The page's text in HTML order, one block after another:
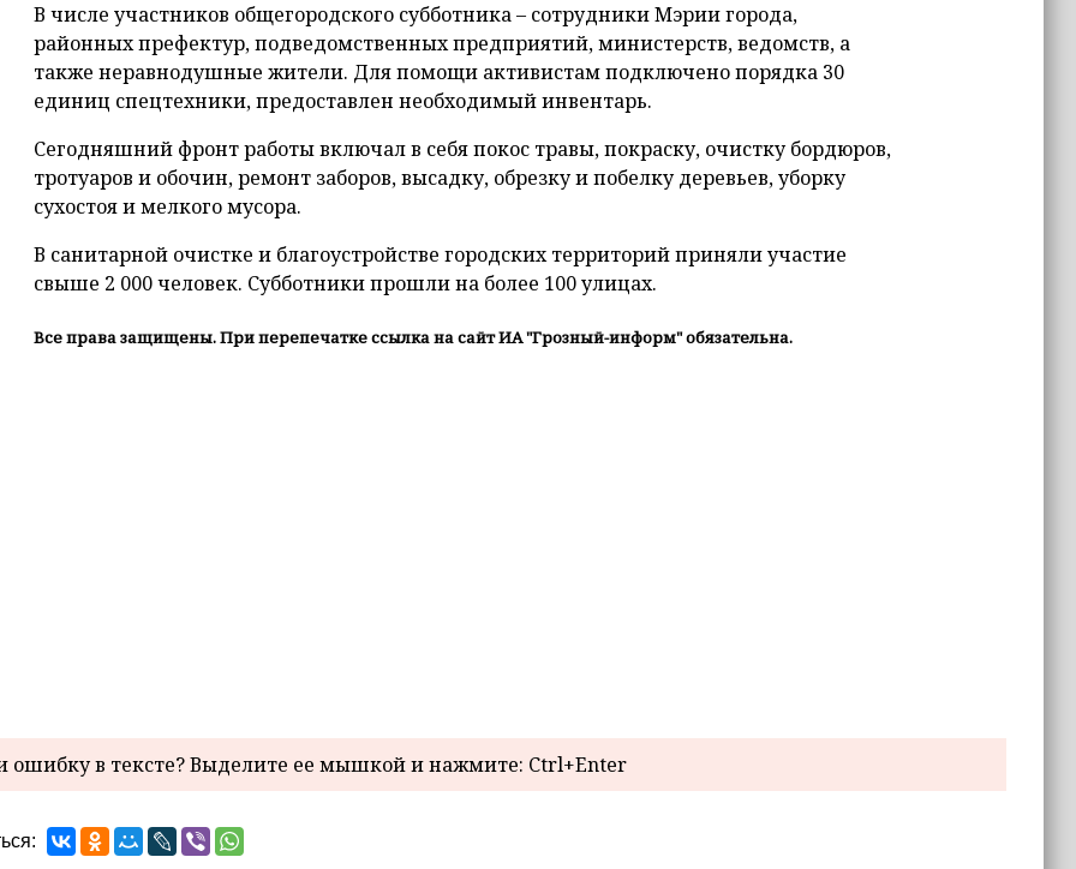
В числе участников общегородского субботника – сотрудники Мэрии города,
районных префектур, подведомственных предприятий, министерств, ведомств, а
также неравнодушные жители. Для помощи активистам подключено порядка 30
единиц спецтехники, предоставлен необходимый инвентарь.
Сегодняшний фронт работы включал в себя покос травы, покраску, очистку бордюров,
тротуаров и обочин, ремонт заборов, высадку, обрезку и побелку деревьев, уборку
сухостоя и мелкого мусора.
В санитарной очистке и благоустройстве городских территорий приняли участие
свыше 2 000 человек. Субботники прошли на более 100 улицах.
Все права защищены. При перепечатке ссылка на сайт ИА "Грозный-информ" обязательна.
в тексте? Выделите ее мышкой и нажмите: Ctrl+Enter